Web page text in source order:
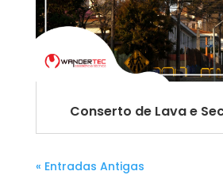
Conserto de Lava e
« Entradas Antigas